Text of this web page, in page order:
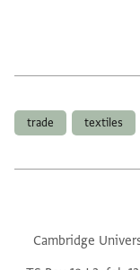
textiles
trade
Cambridge